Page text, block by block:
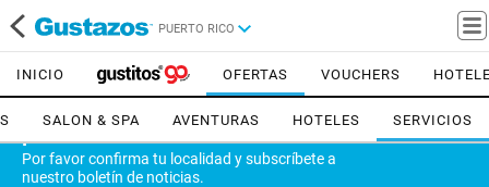
PUERTO RICO
Por favor confirma tu localidad y subscríbete a
nuestro boletín de noticias.
INICIO OFERTAS VOUCHERS
SALON & SPA AVENTURAS HOTELES SERVICIOS